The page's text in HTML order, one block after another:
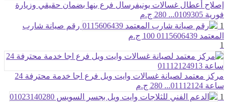
إصلاح أعطال غسالات يونيفرسال فرع بنها بضمان حقيقي وزيارة
فورية 0109305...
280 ج.م
1
رقم صيانة شارب
المعتمد 0115606439
100 ج.م
1
مركز معتمد لصيانة غسالات وايت ويل فرع اجا خدمة محترفة 24
ساعة 01112124...
280 ج.م
1